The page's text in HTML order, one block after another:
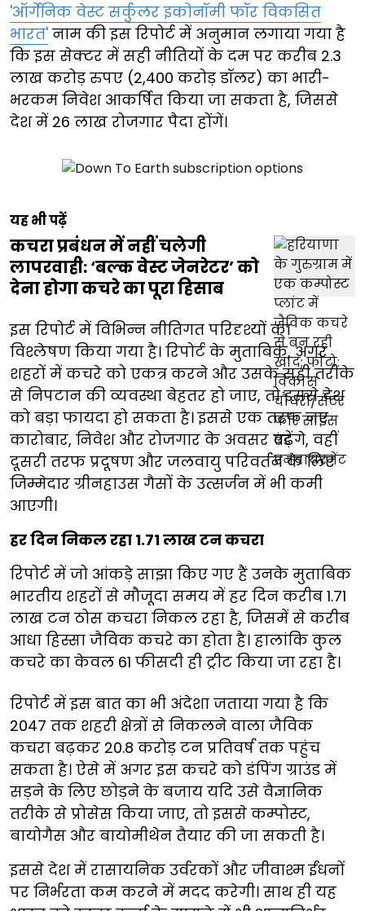
'ऑर्गेनिक वेस्ट सर्कुलर इकोनॉमी फॉर विकसित
भारत' नाम की इस रिपोर्ट में अनुमान लगाया गया है
कि इस सेक्टर में सही नीतियों के दम पर करीब 2.3
लाख करोड़ रुपए (2,400 करोड़ डॉलर) का भारी-
भरकम निवेश आकर्षित किया जा सकता है, जिससे
देश में 26 लाख रोजगार पैदा होंगें।
यह भी पढ़ें
कचरा प्रबंधन में नहीं चलेगी
लापरवाही: ‘बल्क वेस्ट जेनरेटर’ को
देना होगा कचरे का पूरा हिसाब
इस रिपोर्ट में विभिन्न नीतिगत परिदृश्यों का
विश्लेषण किया गया है। रिपोर्ट के मुताबिक, अगर
शहरों में कचरे को एकत्र करने और उसके सही तरीके
से निपटान की व्यवस्था बेहतर हो जाए, तो इससे देश
को बड़ा फायदा हो सकता है। इससे एक तरफ नए
कारोबार, निवेश और रोजगार के अवसर बढ़ेंगे, वहीं
दूसरी तरफ प्रदूषण और जलवायु परिवर्तन के लिए
जिम्मेदार ग्रीनहाउस गैसों के उत्सर्जन में भी कमी
आएगी।
हर दिन निकल रहा 1.71 लाख टन कचरा
रिपोर्ट में जो आंकड़े साझा किए गए हैं उनके मुताबिक
भारतीय शहरों से मौजूदा समय में हर दिन करीब 1.71
लाख टन ठोस कचरा निकल रहा है, जिसमें से करीब
आधा हिस्सा जैविक कचरे का होता है। हालांकि कुल
कचरे का केवल 61 फीसदी ही ट्रीट किया जा रहा है।
रिपोर्ट में इस बात का भी अंदेशा जताया गया है कि
2047 तक शहरी क्षेत्रों से निकलने वाला जैविक
कचरा बढ़कर 20.8 करोड़ टन प्रतिवर्ष तक पहुंच
सकता है। ऐसे में अगर इस कचरे को डंपिंग ग्राउंड में
सड़ने के लिए छोड़ने के बजाय यदि उसे वैज्ञानिक
तरीके से प्रोसेस किया जाए, तो इससे कम्पोस्ट,
बायोगैस और बायोमीथेन तैयार की जा सकती है।
इससे देश में रासायनिक उर्वरकों और जीवाश्म ईंधनों
पर निर्भरता कम करने में मदद करेगी। साथ ही यह